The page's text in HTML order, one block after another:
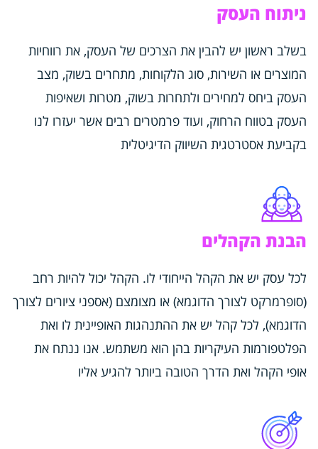
ניתוח העסק
בשלב ראשון יש להבין את הצרכים של העסק, את רווחיות
המוצרים או השירות, סוג הלקוחות, מתחרים בשוק, מצב
העסק ביחס למחירים ולתחרות בשוק, מטרות ושאיפות
העסק בטווח הרחוק, ועוד פרמטרים רבים אשר יעזרו לנו
בקביעת אסטרטגית השיווק הדיגיטלית
הבנת הקהלים
לכל עסק יש את הקהל הייחודי לו. הקהל יכול להיות רחב
(סופרמרקט לצורך הדוגמא) או מצומצם (אספני ציורים לצורך
הדוגמא), לכל קהל יש את ההתנהגות האופיינית לו ואת
הפלטפורמות העיקריות בהן הוא משתמש. אנו ננתח את
אופי הקהל ואת הדרך הטובה ביותר להגיע אליו